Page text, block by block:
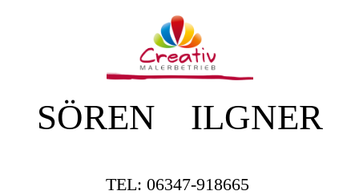
SÖREN ILGNER
TEL: 06347-918665